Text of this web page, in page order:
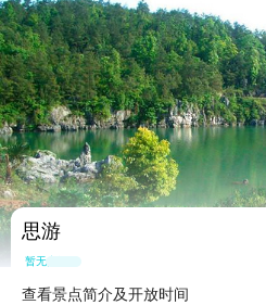
思游
暂无点评
查看景点简介及开放时间
